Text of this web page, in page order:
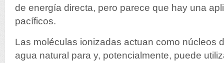
de energía directa, pero parece que hay una
pacíficos.
Las moléculas ionizadas actuan como núcleos
agua natural para y, potencialmente, puede